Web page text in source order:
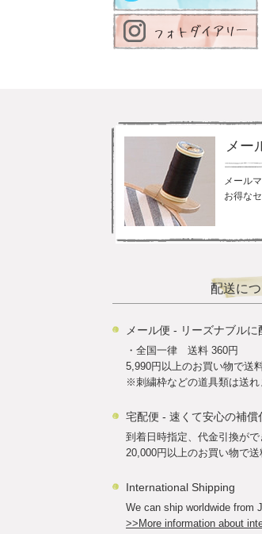
メー
メール
お得な
配送に
メール便 - リーズナブルに
・全国一律 送料 360円
5,990円以上のお買い物で送
※刺繍枠などの道具類は送れ
宅配便 - 速くて安心の補償
到着日時指定、代金引換がで
20,000円以上のお買い物で
International Shipping
We can ship worldwide from
>>More information about